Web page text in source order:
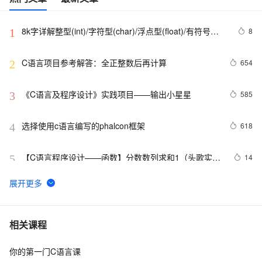
1
8k字详解整型(int)/字符型(char)/浮点型(float)/有符号
内功修炼/C语言】
8
2 C语言项目参考解答：全正整数后再计算 654
3 《C语言及程序设计》实践项目——输出小星星 585
4 选择使用c语言编写的phalcon框架 618
5
【C语言程序设计——函数】分数数列求和1（头歌实践
14
6 C语言例题5：
7 C语言杂谈——静态函数
8 C语言程序设计核心详解 第二章:数据与数据类型 4种常
相关课程
你的第一门C语言课